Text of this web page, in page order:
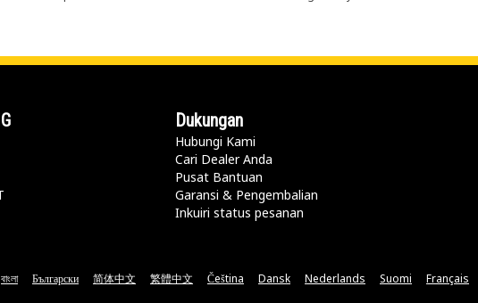
Dukungan
Hubungi Kami
Cari Dealer Anda
Pusat Bantuan
Garansi & Pengembalian
Inkuiri status pesanan
বাংলা Български 简体中文 繁體中文 Čeština Dansk Nederlands Suomi Français